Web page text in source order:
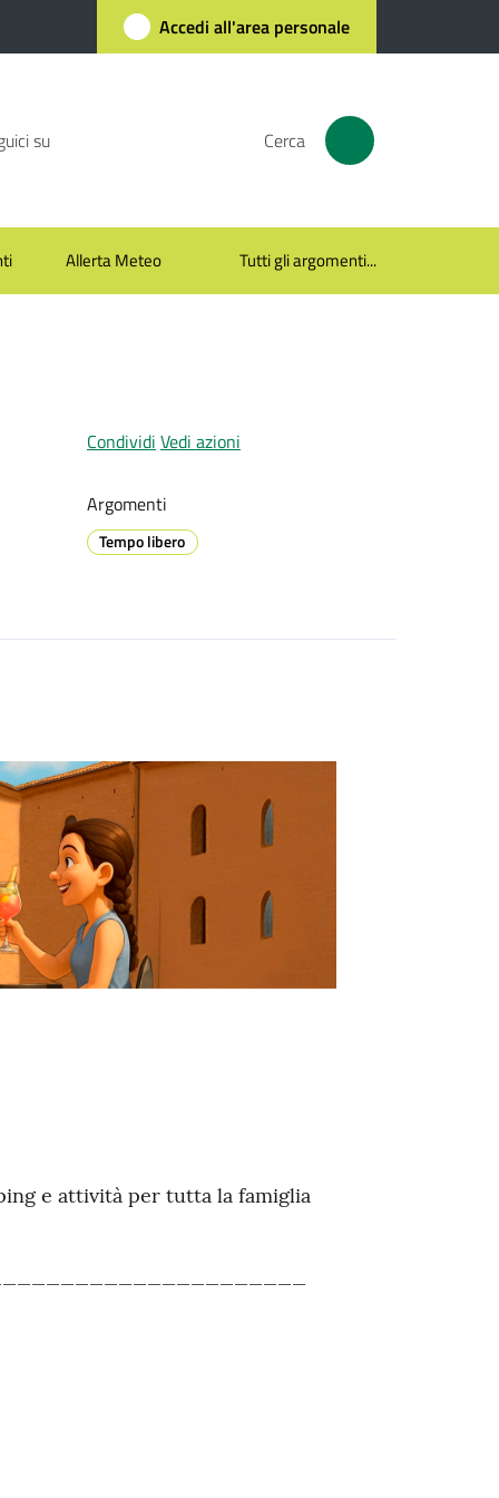
Accedi all'area personale
su Cerca
Allerta Meteo Tutti gli argomenti...
Condividi Vedi azioni
Argomenti
Tempo libero
e attività per tutta la famiglia